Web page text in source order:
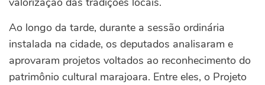
Ao longo da tarde, durante a sessão ordinária
instalada na cidade, os deputados analisaram e
aprovaram projetos voltados ao reconhecimento do
patrimônio cultural marajoara. Entre eles, o Projeto